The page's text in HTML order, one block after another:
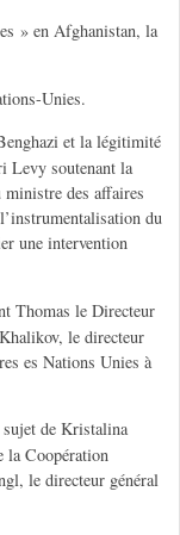
» en Afghanistan, la
Unies.
et la légitimité
Levy soutenant la
des affaires
du
une intervention
Thomas le Directeur
le directeur
es Nations Unies à
de Kristalina
la Coopération
le directeur général